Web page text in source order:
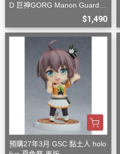
D 巨神GORG Manon Guardia
$1,490
預購27年3月 GSC 黏土人 holo